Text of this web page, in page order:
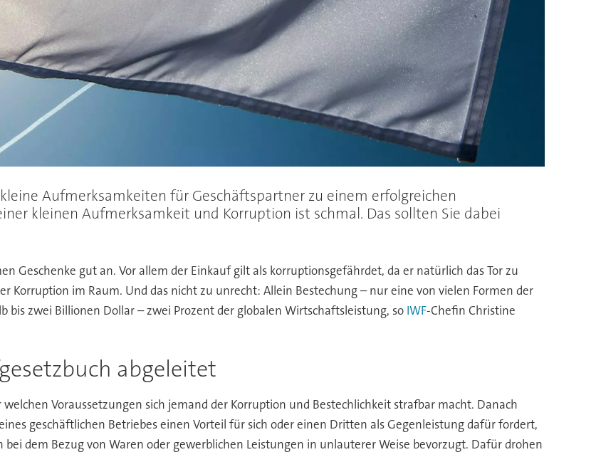
Aufmerksamkeiten für Geschäftspartner zu einem erfolgreichen
kleinen Aufmerksamkeit und Korruption ist schmal. Das sollten Sie dabei
Geschenke gut an. Vor allem der Einkauf gilt als korruptionsgefährdet, da er natürlich das Tor zu
Korruption im Raum. Und das nicht zu unrecht: Allein Bestechung – nur eine von vielen Formen der
zwei Billionen Dollar – zwei Prozent der globalen Wirtschaftsleistung, so IWF-Chefin Christine
abgeleitet
Voraussetzungen sich jemand der Korruption und Bestechlichkeit strafbar macht. Danach
geschäftlichen Betriebes einen Vorteil für sich oder einen Dritten als Gegenleistung dafür fordert,
dem Bezug von Waren oder gewerblichen Leistungen in unlauterer Weise bevorzugt. Dafür drohen